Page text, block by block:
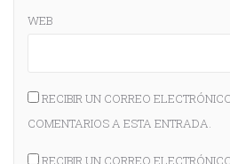
WEB
RECIBIR UN CORREO
COMENTARIOS A ESTA ENTRADA.
RECIBIR UN CORREO